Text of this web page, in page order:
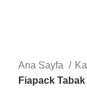
Ana Sayfa
Fiapack